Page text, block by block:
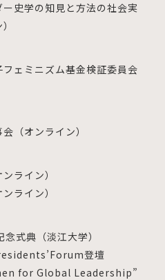
史学の知見と方法の社会実
ェミニズム基金検証委員会
（オンライン）
ライン）
ライン）
式典（淡江大学）
登壇
for Global Leadership”